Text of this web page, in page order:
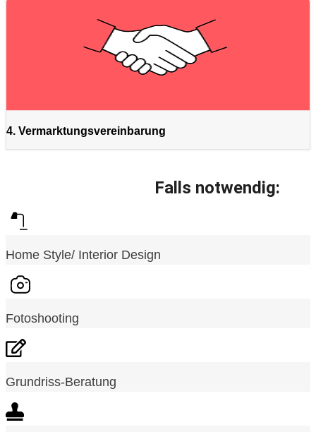
4. Vermarktungsvereinbarung
Falls notwendig:
Home Style/ Interior Design
Fotoshooting
Grundriss-Beratung